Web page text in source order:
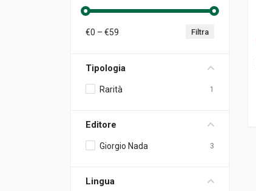
€0 – €59 Filtra
Tipologia
Rarità 1
Editore
Giorgio Nada 3
Lingua